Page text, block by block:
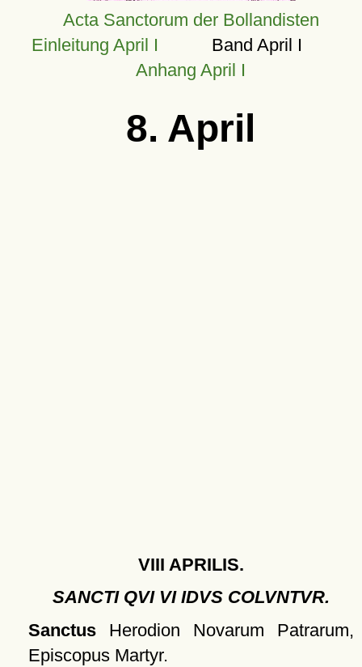
Acta Sanctorum der Bollandisten
Einleitung April I Band April I
Anhang April I
8. April
VIII APRILIS.
SANCTI QVI VI IDVS COLVNTVR.
SanctusHerodion Novarum Patrarum,
Episcopus Martyr.